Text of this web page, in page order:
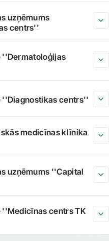
uzņēmums
centrs''
centrs''
medicīnas klīnika
uzņēmums ''Capital
centrs TK